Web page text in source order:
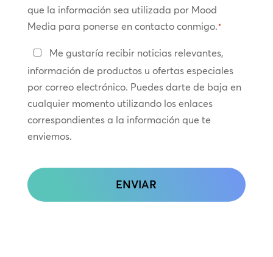
que la información sea utilizada por Mood
Media para ponerse en contacto conmigo.*
Manténte
en
contacto
Me gustaría recibir noticias relevantes,
información de productos u ofertas especiales
por correo electrónico. Puedes darte de baja en
cualquier momento utilizando los enlaces
correspondientes a la información que te
enviemos.